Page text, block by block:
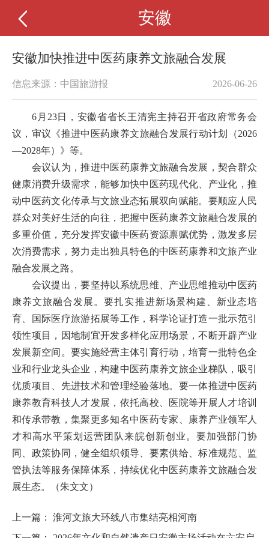
安徽
安徽加快推进中医药康养文旅融合发展
信息来源：中国旅游报 2026-06-26
6月23日，安徽省省长王清宪主持召开省政府常务会
议，审议《推进中医药康养文旅融合发展行动计划（2026
—2028年）》等。
会议认为，推进中医药康养文旅融合发展，契合群众
健康消费升级需求，能够加快中医药现代化、产业化，推
动中医药文化传承与文旅业态拓展双向赋能。要顺应人民
群众对美好生活的向往，把握中医药康养文旅融合发展的
多重价值，充分发挥安徽中医药资源禀赋优势，激发多层
次消费需求，努力走出独具特色的中医药康养和文旅产业
融合发展之路。
会议提出，要坚持以系统思维、产业思维推动中医药
康养文旅融合发展。要扎实推进新场景构建、新业态培
育、国际医疗旅游拓展等工作，科学论证打造一批示范引
领性项目，因地制宜开发多样化应用场景，不断开辟产业
发展新空间。要实施经营主体引育行动，培育一批特色企
业和行业龙头企业，构建中医药康养文旅企业梯队，吸引
优质项目、先进技术和管理经验落地。要一体推进中医药
康养教育科技人才发展，依托高校、医院等开展人才培训
和传承带教，集聚更多知名中医药专家、康养产业领军人
才和高水平策划运营团队来皖创新创业。要加强部门协
同、政策协同，健全组织领导、要素供给、标准规范、监
管执法等服务保障体系，持续优化中医药康养文旅融合发
展生态。（朱文文）
上一篇： 淮河文旅大环线八市集结亮相河南